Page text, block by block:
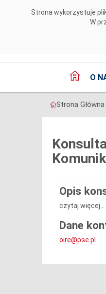
Strona wykorzystuje
W
O
Strona Główna
Opis
czytaj więcej...
Dane
oire@pse.pl